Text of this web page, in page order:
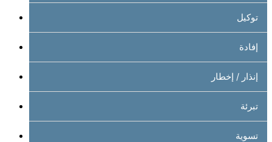
توكيل
إفادة
إنذار / إخطار
تبرئة
تسوية